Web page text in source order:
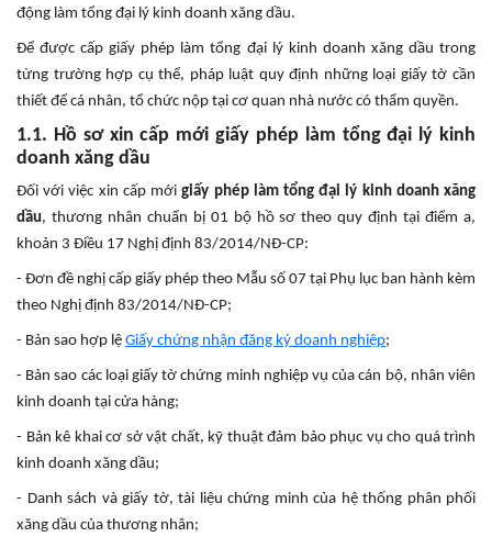
động làm tổng đại lý kinh doanh xăng dầu.
Để được cấp giấy phép làm tổng đại lý kinh doanh xăng dầu trong
từng trường hợp cụ thể, pháp luật quy định những loại giấy tờ cần
thiết để cá nhân, tổ chức nộp tại cơ quan nhà nước có thẩm quyền.
1.1. Hồ sơ xin cấp mới giấy phép làm tổng đại lý kinh
doanh xăng dầu
Đối với việc xin cấp mớigiấy phép làm tổng đại lý kinh doanh xăng
dầu, thương nhân chuẩn bị 01 bộ hồ sơ theo quy định tại điểm a,
khoản 3 Điều 17 Nghị định 83/2014/NĐ-CP:
- Đơn đề nghị cấp giấy phép theo Mẫu số 07 tại Phụ lục ban hành kèm
theo Nghị định 83/2014/NĐ-CP;
- Bản sao hợp lệ Giấy chứng nhận đăng ký doanh nghiệp;
- Bản sao các loại giấy tờ chứng minh nghiệp vụ của cán bộ, nhân viên
kinh doanh tại cửa hàng;
- Bản kê khai cơ sở vật chất, kỹ thuật đảm bảo phục vụ cho quá trình
kinh doanh xăng dầu;
- Danh sách và giấy tờ, tài liệu chứng minh của hệ thống phân phối
xăng dầu của thương nhân;